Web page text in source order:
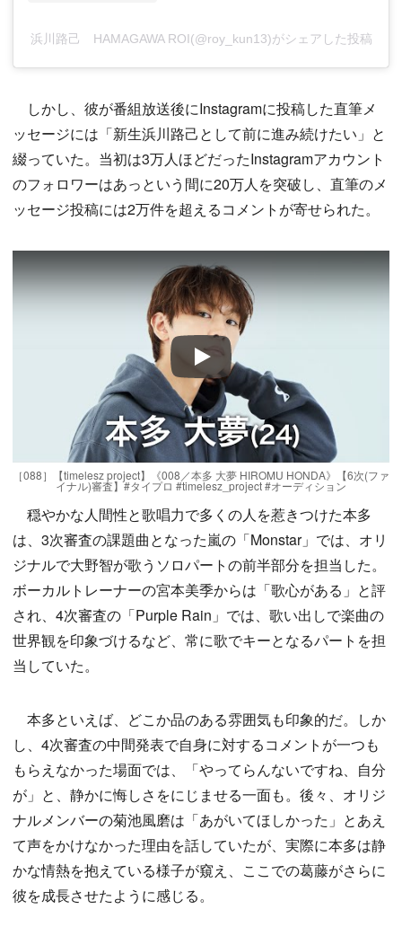
浜川路己 HAMAGAWA ROI(@roy_kun13)がシェアした投稿
しかし、彼が番組放送後にInstagramに投稿した直筆メ
ッセージには「新生浜川路己として前に進み続けたい」と
綴っていた。当初は3万人ほどだったInstagramアカウント
のフォロワーはあっという間に20万人を突破し、直筆のメ
ッセージ投稿には2万件を超えるコメントが寄せられた。
Play
［088］【timelesz project】《008／本多 大夢 HIROMU HONDA》【6次(ファ
イナル)審査】#タイプロ #timelesz_project #オーディション
穏やかな人間性と歌唱力で多くの人を惹きつけた本多
は、3次審査の課題曲となった嵐の「Monstar」では、オリ
ジナルで大野智が歌うソロパートの前半部分を担当した。
ボーカルトレーナーの宮本美季からは「歌心がある」と評
され、4次審査の「Purple Rain」では、歌い出しで楽曲の
世界観を印象づけるなど、常に歌でキーとなるパートを担
当していた。
本多といえば、どこか品のある雰囲気も印象的だ。しか
し、4次審査の中間発表で自身に対するコメントが一つも
もらえなかった場面では、「やってらんないですね、自分
が」と、静かに悔しさをにじませる一面も。後々、オリジ
ナルメンバーの菊池風磨は「あがいてほしかった」とあえ
て声をかけなかった理由を話していたが、実際に本多は静
かな情熱を抱えている様子が窺え、ここでの葛藤がさらに
彼を成長させたように感じる。